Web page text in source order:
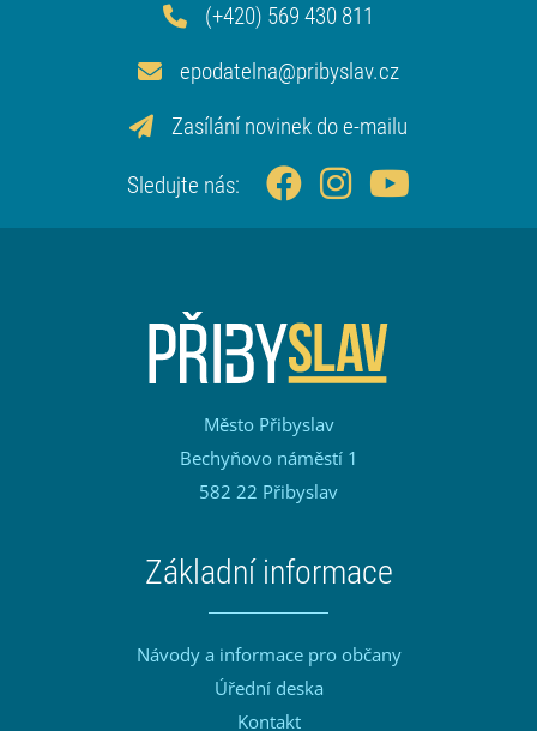
(+420) 569 430 811
epodatelna@pribyslav.cz
Zasílání novinek do e-mailu
Sledujte nás:
Město Přibyslav
Bechyňovo náměstí 1
582 22 Přibyslav
Základní informace
Návody a informace pro občany
Úřední deska
Kontakt